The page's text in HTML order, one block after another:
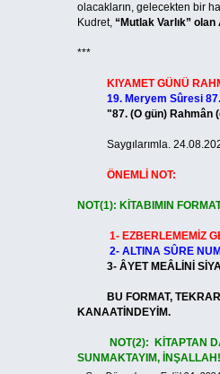
olacakların, gelecekten bir
Kudret, “Mutlak Varlık” olan
***
KIYAMET GÜNÜ
19. Meryem Sûresi
"87. (O gün) Rahmân
Saygılarımla.
ÖNEMLİ NOT:
NOT(1): KİTABIMIN
1- EZBERLEMEMİZ
2- ALTINA SÛRE
3- ÂYET MEÂLİNİ
BU FORMAT, TEKRAR
KANAATİNDEYİM.
NOT(2): KİTAPTAN
SUNMAKTAYIM, İNŞALLAH!